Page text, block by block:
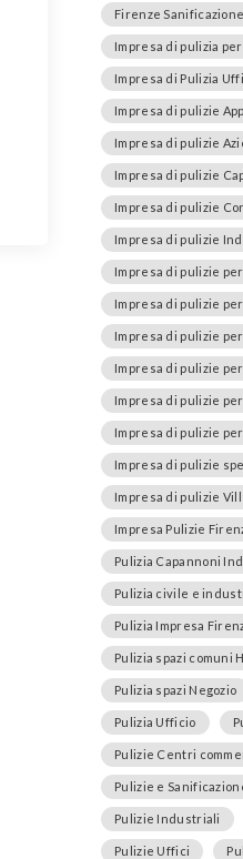
Firenze
Impresa di pulizia
Impresa di Pulizia
Impresa di pulizie
Impresa di pulizie
Impresa di pulizie
Impresa di pulizie
Impresa di pulizie
Impresa di pulizie
Impresa di pulizie
Impresa di pulizie
Impresa di pulizie
Impresa di pulizie
Impresa di pulizie
Impresa di pulizie
Impresa di pulizie
Impresa Pulizie
Pulizia Capannoni
Pulizia civile e
Pulizia Impresa
Pulizia spazi comuni
Pulizia spazi Negozio
Pulizia Ufficio
Pulizie Centri
Pulizie e
Pulizie Industriali
Pulizie Uffici